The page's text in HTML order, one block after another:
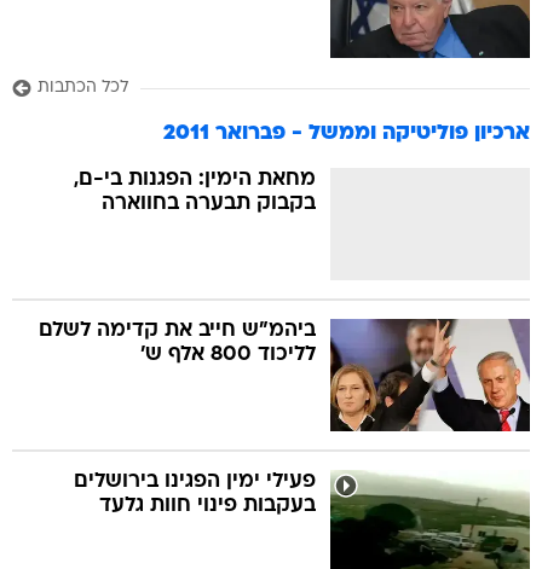
לכל הכתבות
ארכיון פוליטיקה וממשל - פברואר 2011
מחאת הימין: הפגנות בי-ם,
בקבוק תבערה בחווארה
ביהמ"ש חייב את קדימה לשלם
לליכוד 800 אלף ש'
פעילי ימין הפגינו בירושלים
בעקבות פינוי חוות גלעד